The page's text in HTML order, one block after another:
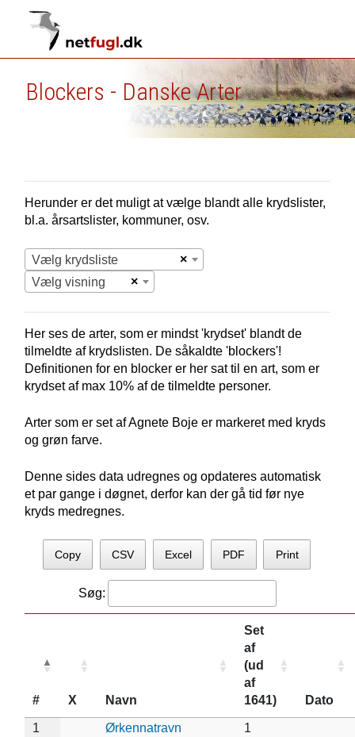
Blockers - Danske Arter
Herunder er det muligt at vælge blandt alle krydslister,
bl.a. årsartslister, kommuner, osv.
×
Vælg krydsliste
×
Vælg visning
Her ses de arter, som er mindst 'krydset' blandt de
tilmeldte af krydslisten. De såkaldte 'blockers'!
Definitionen for en blocker er her sat til en art, som er
krydset af max 10% af de tilmeldte personer.
Arter som er set af Agnete Boje er markeret med kryds
og grøn farve.
Denne sides data udregnes og opdateres automatisk
et par gange i døgnet, derfor kan der gå tid før nye
kryds medregnes.
Copy CSV Excel PDF Print
Søg:
# X Navn
Set
af
(ud
af
1641)
Dato
1
Ørkennatravn
1